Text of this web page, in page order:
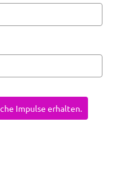
Impulse erhalten.